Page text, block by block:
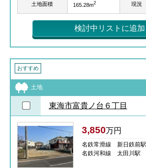
土地面積 165.28m2 現況
検討中リストに追加
おすすめ
土地
東海市富貴ノ台６丁目
3,850万円
名鉄常滑線 新日鉄前
名鉄河和線 太田川駅